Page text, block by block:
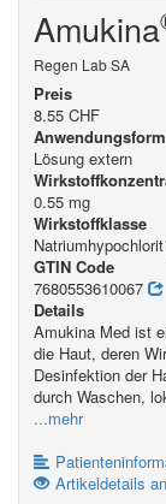
Amukina
Regen Lab SA
Preis
8.55 CHF
Anwendungsform
Lösung extern
0.55 mg
Wirkstoffklasse
GTIN Code
7680553610067
Details
Amukina Med ist
die Haut, deren
Desinfektion der
durch Waschen,
...mehr
Artikeldetails